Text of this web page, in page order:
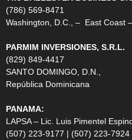
(786) 569-8471
Washington, D.C., – East Coast
PARMIM INVERSIONES, S.R.L.
(829) 849-4417
SANTO DOMINGO, D.N.,
República Dominicana
PANAMA:
LAPSA – Lic. Luis Pimentel
(507) 223-9177 | (507) 223-7924